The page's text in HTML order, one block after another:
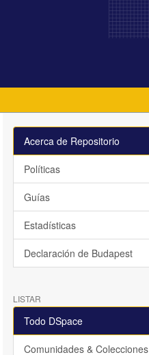
Acerca de Repositorio
Políticas
Guías
Estadísticas
Declaración de Budapest
LISTAR
Todo DSpace
Comunidades & Colecciones